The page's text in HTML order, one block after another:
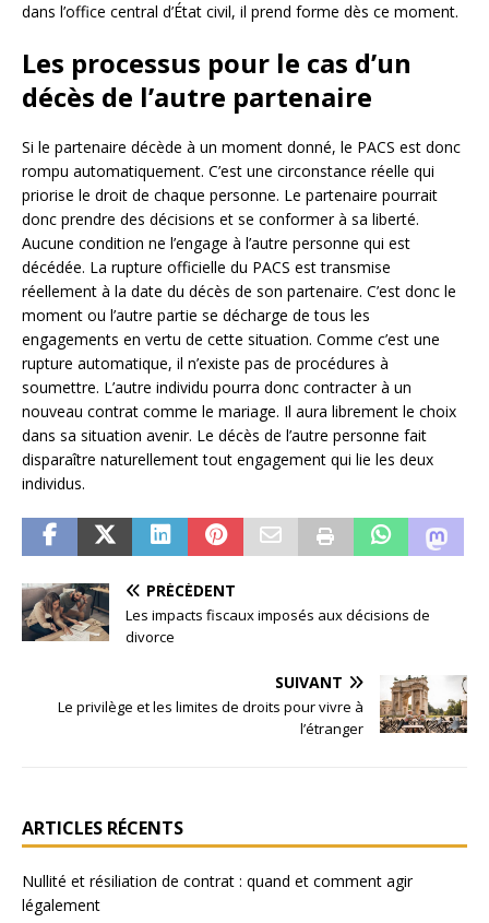
dans l’office central d’État civil, il prend forme dès ce moment.
Les processus pour le cas d’un
décès de l’autre partenaire
Si le partenaire décède à un moment donné, le PACS est donc
rompu automatiquement. C’est une circonstance réelle qui
priorise le droit de chaque personne. Le partenaire pourrait
donc prendre des décisions et se conformer à sa liberté.
Aucune condition ne l’engage à l’autre personne qui est
décédée. La rupture officielle du PACS est transmise
réellement à la date du décès de son partenaire. C’est donc le
moment ou l’autre partie se décharge de tous les
engagements en vertu de cette situation. Comme c’est une
rupture automatique, il n’existe pas de procédures à
soumettre. L’autre individu pourra donc contracter à un
nouveau contrat comme le mariage. Il aura librement le choix
dans sa situation avenir. Le décès de l’autre personne fait
disparaître naturellement tout engagement qui lie les deux
individus.
PRÉCÉDENT
Les impacts fiscaux imposés aux décisions de
divorce
SUIVANT
Le privilège et les limites de droits pour vivre à
l’étranger
ARTICLES RÉCENTS
Nullité et résiliation de contrat : quand et comment agir
légalement